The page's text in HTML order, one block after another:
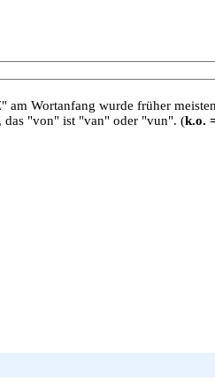
Wortanfang wurde früher
das "von" ist "van" oder "vun". (k.o.